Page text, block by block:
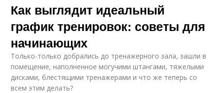
Как выглядит идеальный
график тренировок: советы для
начинающих
Только-только добрались до тренажерного зала, зашли в
помещение, наполненное могучими штангами, тяжелыми
дисками, блестящими тренажерами и что же теперь со
всем этим делать?